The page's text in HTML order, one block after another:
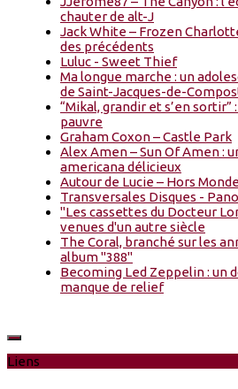
chauter de alt-J
Jack White – Frozen
des précédents
Luluc - Sweet Thief
Ma longue marche : un
de Saint-Jacques-de-
“Mikal, grandir et s’en
pauvre
Graham Coxon – Castle Park
Alex Amen – Sun Of Amen :
americana délicieux
Autour de Lucie – Hors
Transversales Disques -
"Les cassettes du Docteur
venues d'un autre siècle
The Coral, branché sur les
album "388"
Becoming Led Zeppelin : un
manque de relief
Liens